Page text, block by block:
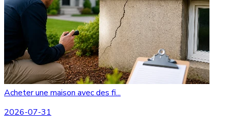
Acheter une maison avec des fi...
2026-07-31